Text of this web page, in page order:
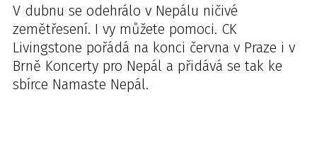
V dubnu se odehrálo v Nepálu ničivé
zemětřesení. I vy můžete pomoci. CK
Livingstone pořádá na konci června v Praze i v
Brně Koncerty pro Nepál a přidává se tak ke
sbírce Namaste Nepál.